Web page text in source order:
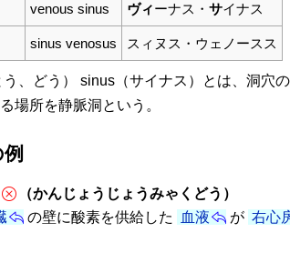
venous sinus ヴィーナス・ サイナス
sinus venosus スィヌス・ウェノースス
う、どう） sinus（サイナス）とは、洞穴
場所を静脈洞という。
（かんじょうじょうみゃくどう）
の壁に酸素を供給した 血液 が 右心